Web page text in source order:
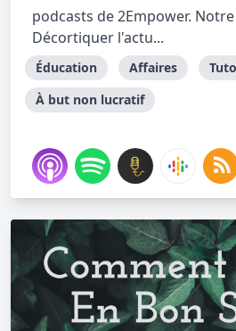
podcasts de 2Empower.
Décortiquer l'actu...
Éducation Affaires
Tuto
À but non lucratif